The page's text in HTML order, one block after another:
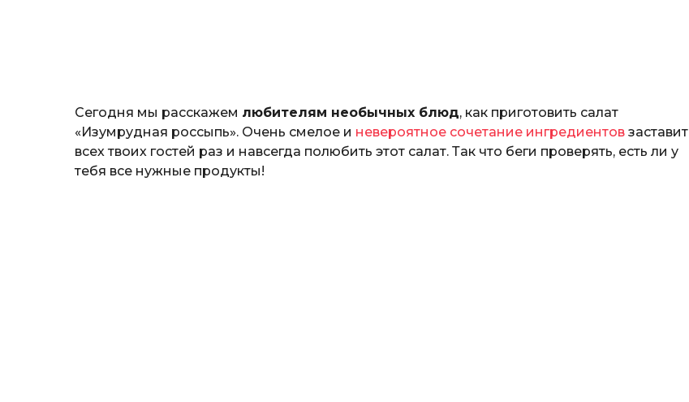
Сегодня мы расскажем любителям необычных блюд, как приготовить салат
«Изумрудная россыпь». Очень смелое и невероятное сочетание ингредиентов заставит
всех твоих гостей раз и навсегда полюбить этот салат. Так что беги проверять, есть ли у
тебя все нужные продукты!